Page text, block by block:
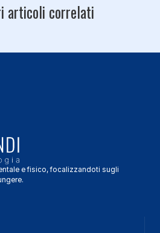
articoli correlati
e fisico, focalizzandoti sugli